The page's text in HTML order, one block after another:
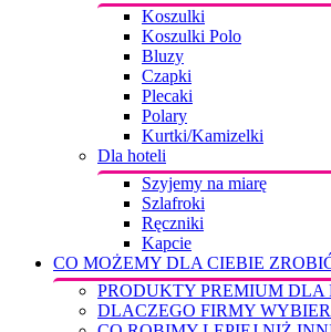
Koszulki
Koszulki Polo
Bluzy
Czapki
Plecaki
Polary
Kurtki/Kamizelki
Dla hoteli
Szyjemy na miarę
Szlafroki
Ręczniki
Kapcie
CO MOŻEMY DLA CIEBIE
PRODUKTY PREMIUM DLA
DLACZEGO FIRMY